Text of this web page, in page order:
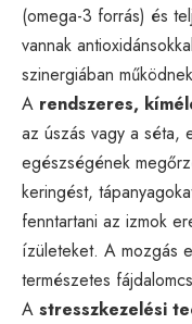
(omega-3 forrás) és
vannak
szinergiában
A rendszeres,
az úszás vagy a séta,
egészségének
keringést,
fenntartani az izmok
ízületeket. A mozgás
természetes
A stresszkezelési